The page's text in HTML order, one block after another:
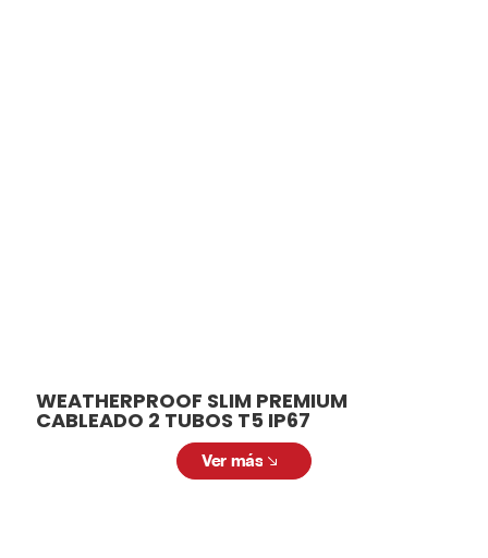
WEATHERPROOF SLIM PREMIUM
CABLEADO 2 TUBOS T5 IP67
Ver más